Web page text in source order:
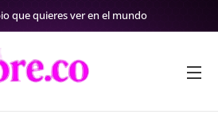
que quieres ver en el mundo